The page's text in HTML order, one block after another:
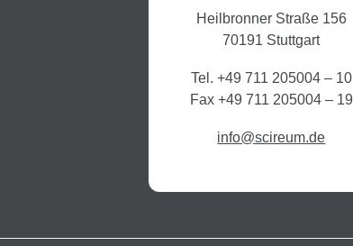
Heilbronner Straße 156
70191 Stuttgart
Tel. +49 711 205004 – 10
Fax +49 711 205004 – 19
info@scireum.de